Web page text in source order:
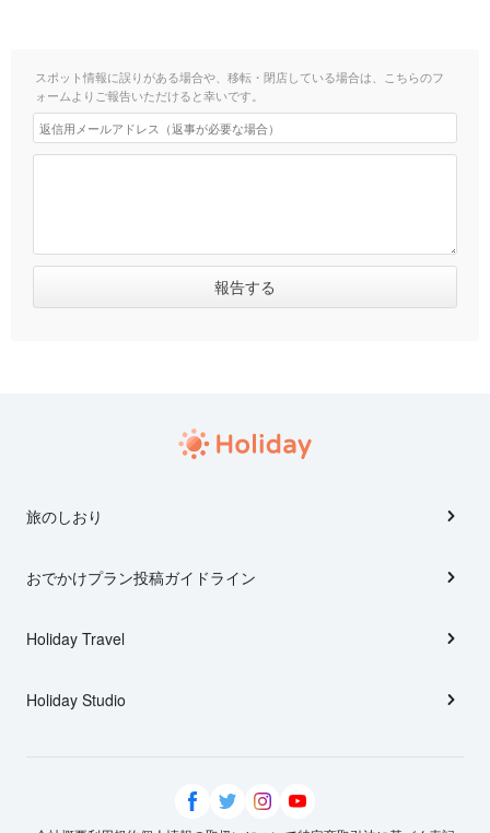
スポット情報に誤りがある場合や、移転・閉店している場合は、こちらのフ
ォームよりご報告いただけると幸いです。
旅のしおり
おでかけプラン投稿ガイドライン
Holiday Travel
Holiday Studio